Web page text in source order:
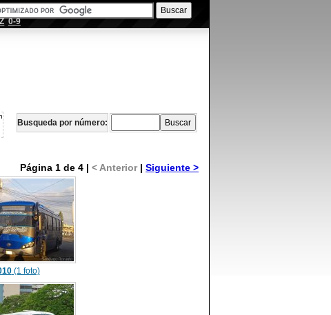
Z 0-9
Busqueda por número:
Página 1 de 4 |< Anterior|Siguiente >
(1 foto)